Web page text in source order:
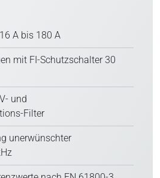
A bis 180 A
mit FI-Schutzschalter 30
und
Filter
unerwünschter